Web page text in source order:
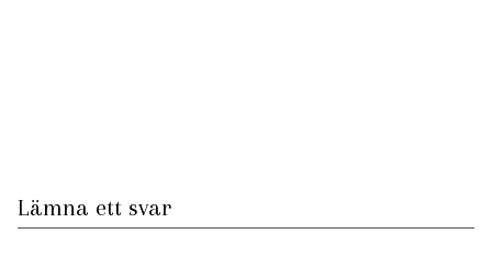
Lämna ett svar